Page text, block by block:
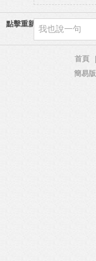
點擊重新加載
首頁
簡易版